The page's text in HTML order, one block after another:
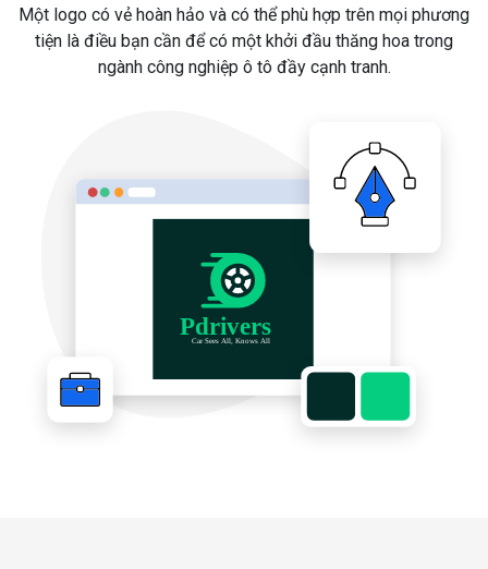
Một logo có vẻ hoàn hảo và có thể phù hợp trên mọi phương
tiện là điều bạn cần để có một khởi đầu thăng hoa trong
ngành công nghiệp ô tô đầy cạnh tranh.